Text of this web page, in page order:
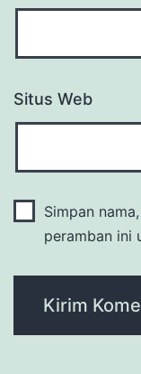
Situs Web
Simpan
peramban ini